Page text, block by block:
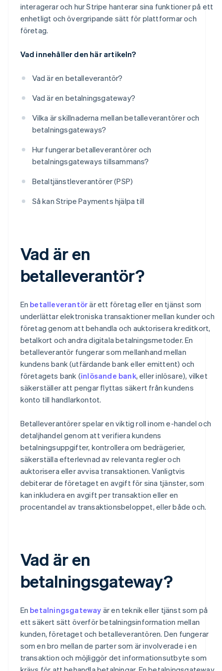
interagerar och hur Stripe hanterar sina funktioner på ett
enhetligt och övergripande sätt för plattformar och
företag.
Vad innehåller den här artikeln?
Vad är en betalleverantör?
Vad är en betalningsgateway?
Vilka är skillnaderna mellan betalleverantörer och
betalningsgateways?
Hur fungerar betalleverantörer och
betalningsgateways tillsammans?
Betaltjänstleverantörer (PSP)
Så kan Stripe Payments hjälpa till
Vad är en
betalleverantör?
En betalleverantörär ett företag eller en tjänst som
underlättar elektroniska transaktioner mellan kunder och
företag genom att behandla och auktorisera kreditkort,
betalkort och andra digitala betalningsmetoder. En
betalleverantör fungerar som mellanhand mellan
kundens bank (utfärdande bank eller emittent) och
företagets bank (inlösande bank, eller inlösare), vilket
säkerställer att pengar flyttas säkert från kundens
konto till handlarkontot.
Betalleverantörer spelar en viktig roll inom e-handel och
detaljhandel genom att verifiera kundens
betalningsuppgifter, kontrollera om bedrägerier,
säkerställa efterlevnad av relevanta regler och
auktorisera eller avvisa transaktionen. Vanligtvis
debiterar de företaget en avgift för sina tjänster, som
kan inkludera en avgift per transaktion eller en
procentandel av transaktionsbeloppet, eller både och.
Vad är en
betalningsgateway?
En betalningsgateway är en teknik eller tjänst som på
ett säkert sätt överför betalningsinformation mellan
kunden, företaget och betalleverantören. Den fungerar
som en bro mellan de parter som är involverade i en
transaktion och möjliggör det informationsutbyte som